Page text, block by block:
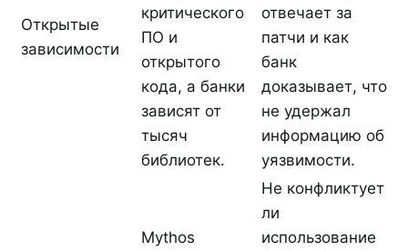
Открытые
зависимости
критического
ПО и
открытого
кода, а банки
зависят от
тысяч
библиотек.
отвечает за
патчи и как
банк
доказывает, что
не удержал
информацию об
уязвимости.
Mythos
Не конфликтует
ли
использование